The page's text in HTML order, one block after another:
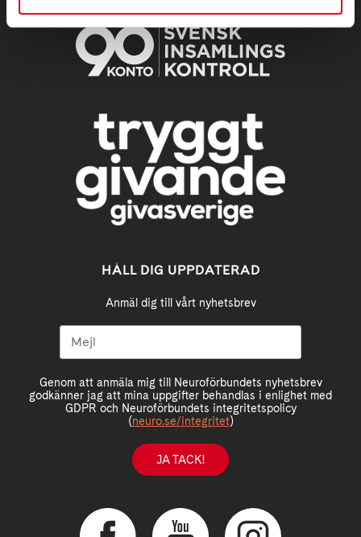
HÅLL DIG UPPDATERAD
Anmäl dig till vårt nyhetsbrev
Genom att anmäla mig till Neuroförbundets nyhetsbrev
godkänner jag att mina uppgifter behandlas i enlighet med
GDPR och Neuroförbundets integritetspolicy
(neuro.se/integritet)
JA TACK!